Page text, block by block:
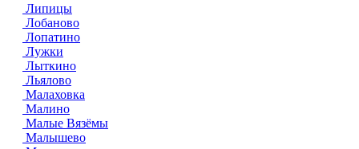
Липицы
Лобаново
Лопатино
Лужки
Лыткино
Льялово
Малаховка
Малино
Малые Вязёмы
Малышево